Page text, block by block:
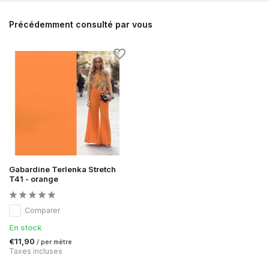
Précédemment consulté par vous
Gabardine Terlenka Stretch
T41 - orange
Comparer
En stock
€11,90 / per mètre
Taxes incluses